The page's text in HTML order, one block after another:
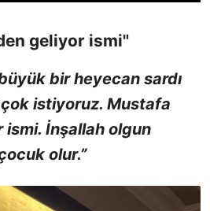
geliyor ismi"
bir heyecan sardı
istiyoruz. Mustafa
ismi. İnşallah olgun
olur.”